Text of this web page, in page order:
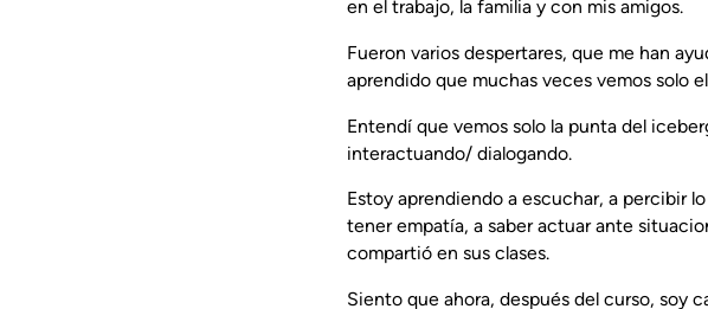
en el trabajo, la familia y con mis amigos.
Fueron varios despertares, que me han
aprendido que muchas veces vemos solo
Entendí que vemos solo la punta del
interactuando/ dialogando.
Estoy aprendiendo a escuchar, a percibir
tener empatía, a saber actuar ante
compartió en sus clases.
Siento que ahora, después del curso, soy